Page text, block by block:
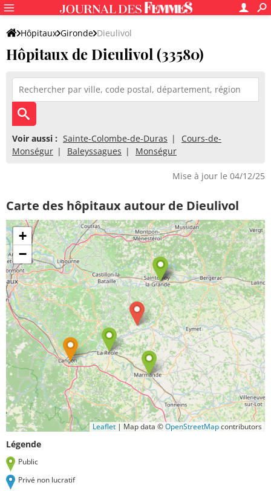
Hôpitaux Gironde Dieulivol
Hôpitaux de Dieulivol (33580)
Voir aussi : Sainte-Colombe-de-Duras
Cours-de-
Monségur
Baleyssagues Monségur
Mise à jour le 04/12/25
Carte des hôpitaux autour de Dieulivol
+
−
Leaflet | Map data ©OpenStreetMapcontributors
Légende
Public
Privé non lucratif